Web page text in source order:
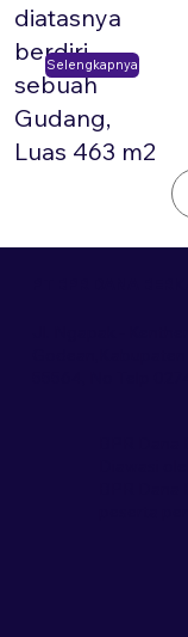
diatasnya
berdiri
sebuah
Gudang,
Luas 463 m2
Selengkapnya